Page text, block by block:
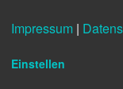
Impressum |
Einstellen